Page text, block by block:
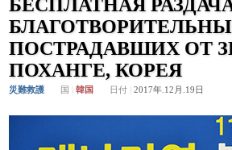
БЕСПЛАТНАЯ
ПОСТРАДАВШИХ ОТ
ПОХАНГЕ, КОРЕЯ
災難救護 国 韓国 日付 2017年.12月.19日